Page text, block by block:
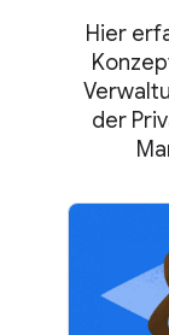
Hier
der